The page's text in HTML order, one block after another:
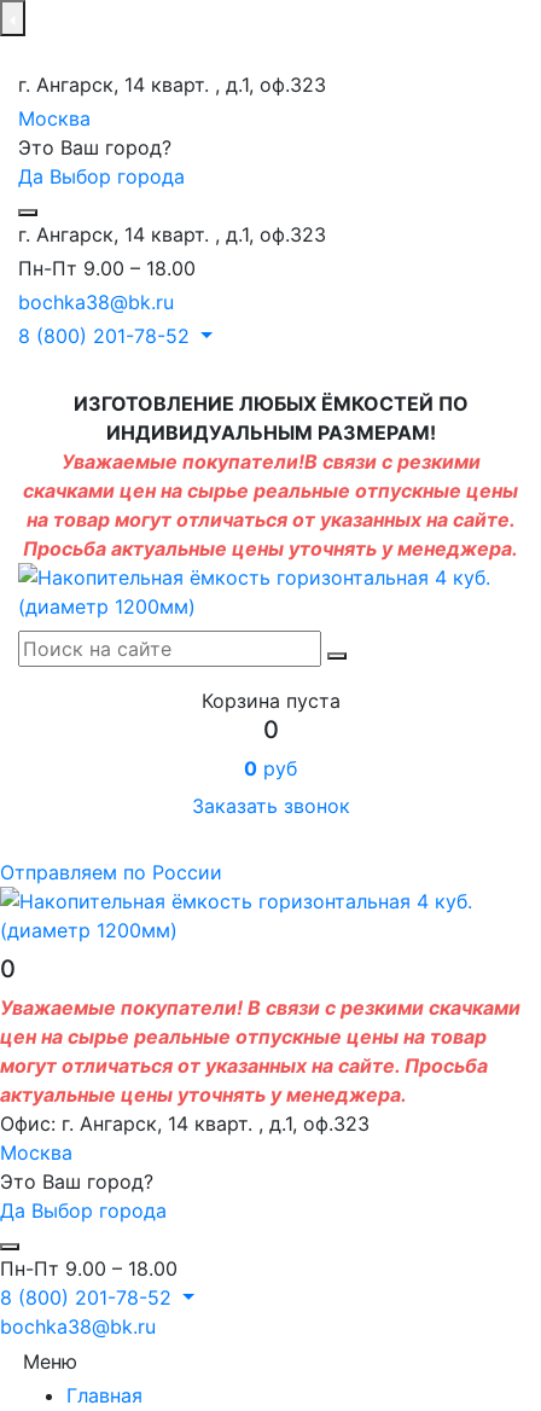
г. Ангарск, 14 кварт. , д.1, оф.323
Москва
Это Ваш город?
Да Выбор города
г. Ангарск, 14 кварт. , д.1, оф.323
Пн-Пт 9.00 – 18.00
bochka38@bk.ru
8 (800) 201-78-52
ИЗГОТОВЛЕНИЕ ЛЮБЫХ ЁМКОСТЕЙ ПО
ИНДИВИДУАЛЬНЫМ РАЗМЕРАМ!
Уважаемые покупатели!В связи с резкими
скачками цен на сырье реальные отпускные цены
на товар могут отличаться от указанных на сайте.
Просьба актуальные цены уточнять у менеджера.
Корзина пуста
0
0 руб
Заказать звонок
Отправляем по России
0
Уважаемые покупатели! В связи с резкими скачками
цен на сырье реальные отпускные цены на товар
могут отличаться от указанных на сайте. Просьба
актуальные цены уточнять у менеджера.
Офис: г. Ангарск, 14 кварт. , д.1, оф.323
Москва
Это Ваш город?
Да Выбор города
Пн-Пт 9.00 – 18.00
8 (800) 201-78-52
bochka38@bk.ru
Меню
Главная